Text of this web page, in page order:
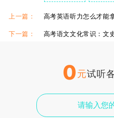
志愿填报常见问题解答
上一篇： 高考英语听力怎么才能
下一篇： 高考语文文化常识：文
0元试听